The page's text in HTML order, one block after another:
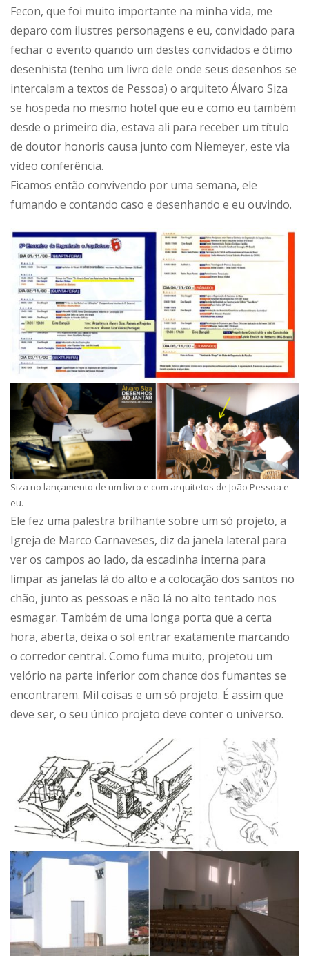
Fecon, que foi muito importante na minha vida, me
deparo com ilustres personagens e eu, convidado para
fechar o evento quando um destes convidados e ótimo
desenhista (tenho um livro dele onde seus desenhos se
intercalam a textos de Pessoa) o arquiteto Álvaro Siza
se hospeda no mesmo hotel que eu e como eu também
desde o primeiro dia, estava ali para receber um título
de doutor honoris causa junto com Niemeyer, este via
vídeo conferência.
Ficamos então convivendo por uma semana, ele
fumando e contando caso e desenhando e eu ouvindo.
Siza no lançamento de um livro e com arquitetos de João Pessoa e
eu.
Ele fez uma palestra brilhante sobre um só projeto, a
Igreja de Marco Carnaveses, diz da janela lateral para
ver os campos ao lado, da escadinha interna para
limpar as janelas lá do alto e a colocação dos santos no
chão, junto as pessoas e não lá no alto tentado nos
esmagar. Também de uma longa porta que a certa
hora, aberta, deixa o sol entrar exatamente marcando
o corredor central. Como fuma muito, projetou um
velório na parte inferior com chance dos fumantes se
encontrarem. Mil coisas e um só projeto. É assim que
deve ser, o seu único projeto deve conter o universo.